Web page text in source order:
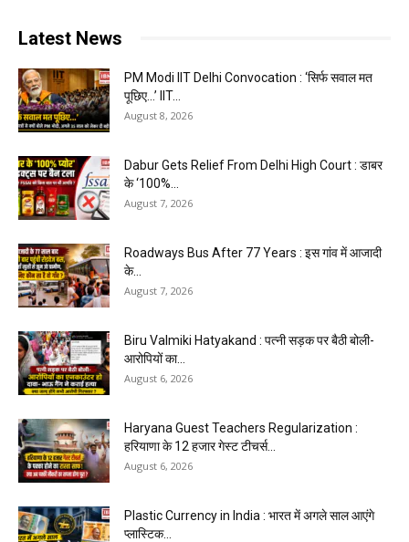
Latest News
PM Modi IIT Delhi Convocation : ‘सिर्फ सवाल मत
पूछिए…’ IIT...
August 8, 2026
Dabur Gets Relief From Delhi High Court : डाबर
के ‘100%...
August 7, 2026
Roadways Bus After 77 Years : इस गांव में आजादी
के...
August 7, 2026
Biru Valmiki Hatyakand : पत्नी सड़क पर बैठी बोली-
आरोपियों का...
August 6, 2026
Haryana Guest Teachers Regularization :
हरियाणा के 12 हजार गेस्ट टीचर्स...
August 6, 2026
Plastic Currency in India : भारत में अगले साल आएंगे
प्लास्टिक...